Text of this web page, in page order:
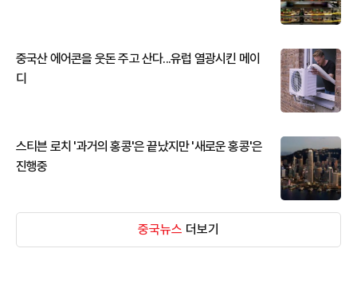
중국산 에어콘을 웃돈 주고 산다...유럽 열광시킨 메이
디
스티븐 로치 '과거의 홍콩'은 끝났지만 '새로운 홍콩'은
진행중
중국뉴스 더보기